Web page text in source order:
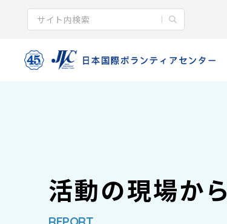
活動の現場から